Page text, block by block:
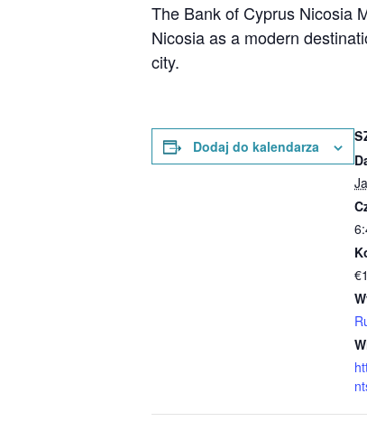
The Bank of Cyprus Nicosia
Nicosia as a modern
city.
Dodaj do kalendarza